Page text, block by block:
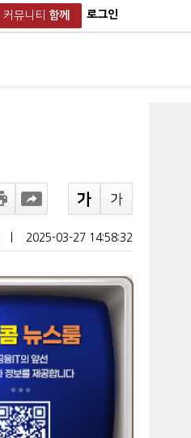
커뮤니티 함께 로그인
2025-03-27 14:58:32